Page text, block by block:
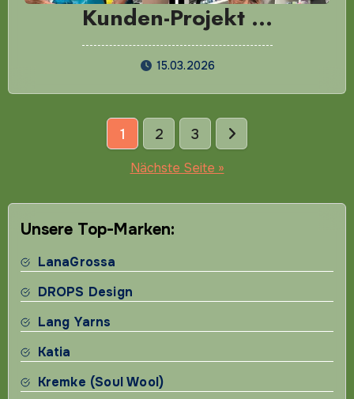
Kunden-Projekt …
15.03.2026
Seitennummerierung
Beiträge
1 2 3
Nächste Seite »
Unsere Top-Marken:
LanaGrossa
DROPS Design
Lang Yarns
Katia
Kremke (Soul Wool)